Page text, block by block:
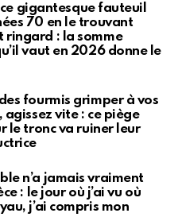
gigantesque fauteuil
70 en le trouvant
ringard : la somme
vaut en 2026 donne le
fourmis grimper à vos
agissez vite : ce piège
le tronc va ruiner leur
n’a jamais vraiment
: le jour où j’ai vu où
j’ai compris mon